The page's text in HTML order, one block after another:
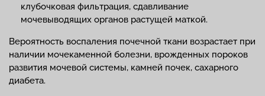
клубочковая фильтрация, сдавливание
мочевыводящих органов растущей маткой.
Вероятность воспаления почечной ткани возрастает при
наличии мочекаменной болезни, врожденных пороков
развития мочевой системы, камней почек, сахарного
диабета.